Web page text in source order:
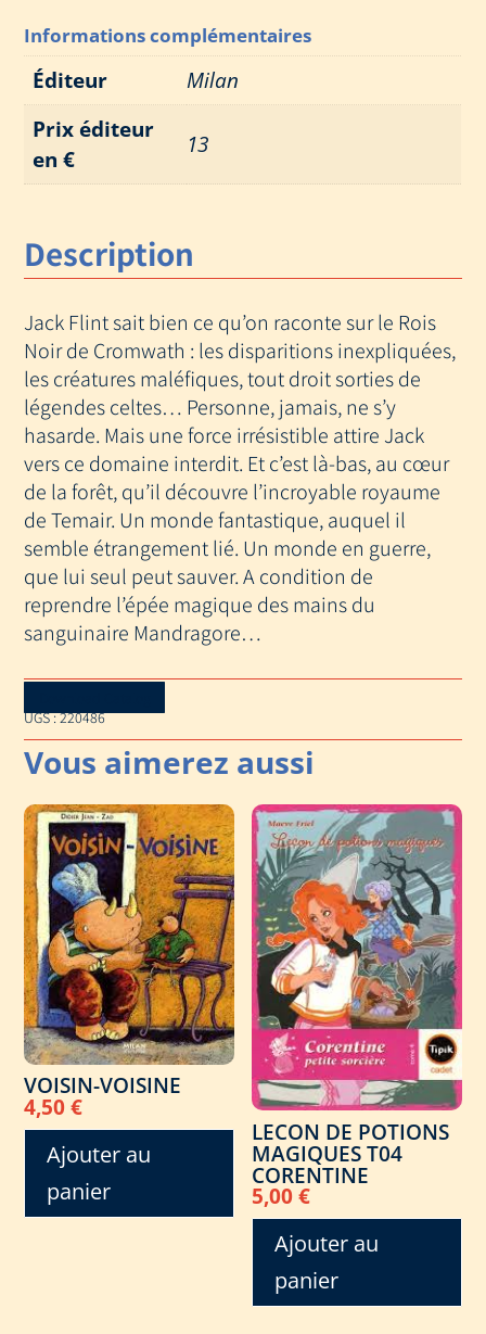
Informations complémentaires
Éditeur
Milan
Prix éditeur
en €
13
Description
Jack Flint sait bien ce qu’on raconte sur le Rois
Noir de Cromwath : les disparitions inexpliquées,
les créatures maléfiques, tout droit sorties de
légendes celtes… Personne, jamais, ne s’y
hasarde. Mais une force irrésistible attire Jack
vers ce domaine interdit. Et c’est là-bas, au cœur
de la forêt, qu’il découvre l’incroyable royaume
de Temair. Un monde fantastique, auquel il
semble étrangement lié. Un monde en guerre,
que lui seul peut sauver. A condition de
reprendre l’épée magique des mains du
sanguinaire Mandragore…
UGS :220486
VOISIN-VOISINE
4,50€
Ajouter au
panier
LECON DE POTIONS
MAGIQUES T04
CORENTINE
5,00€
Ajouter au
panier